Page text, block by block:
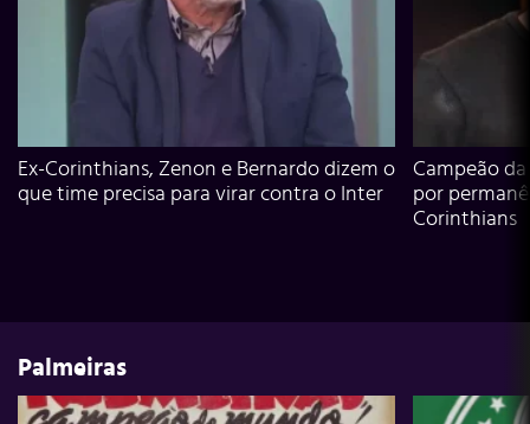
Ex-Corinthians, Zenon e Bernardo dizem o
que time precisa para virar contra o Inter
Campeão
por
Corinthians
Palmeiras